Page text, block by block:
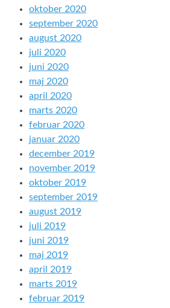
oktober 2020
september 2020
august 2020
juli 2020
juni 2020
maj 2020
april 2020
marts 2020
februar 2020
januar 2020
december 2019
november 2019
oktober 2019
september 2019
august 2019
juli 2019
juni 2019
maj 2019
april 2019
marts 2019
februar 2019